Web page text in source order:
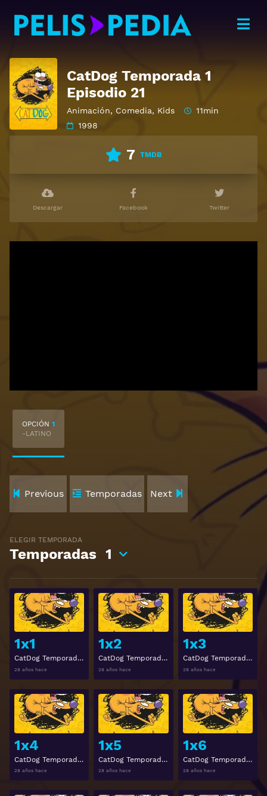
CatDog Temporada 1
Episodio 21
Animación, Comedia, Kids
11min
1998
7 TMDB
Descargar Facebook Twitter
OPCIÓN 1
-LATINO
Previous Temporadas Next
ELEGIR TEMPORADA
Temporadas 1
1x1
CatDog Temporada 1 Episodio 1
28 años hace
Ver
1x2
CatDog Temporada 1 Episodio 2
28 años hace
Ver
1x3
CatDog Temporada 1 Episodio 3
28 años hace
1x4
CatDog Temporada 1 Episodio 4
28 años hace
Ver
1x5
CatDog Temporada 1 Episodio 5
28 años hace
Ver
1x6
CatDog Temporada 1 Episodio 6
28 años hace